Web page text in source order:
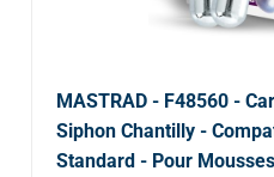
MASTRAD - F48560 -
Siphon Chantilly -
Standard - Pour